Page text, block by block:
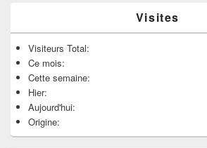
Visites
Visiteurs Total:
Ce mois:
Cette semaine:
Hier:
Aujourd'hui:
Origine: